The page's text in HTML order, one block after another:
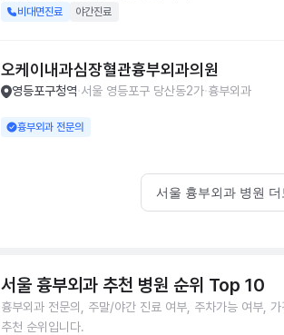
비대면진료 야간진료
오케이내과심장혈관흉부외과의원
영등포구청역 서울 영등포구 당산동2가 흉부외과
흉부외과 전문의
서울 흉부외과 병원 더
서울 흉부외과 추천 병원 순위 Top 10
흉부외과 전문의, 주말/야간 진료 여부, 주차가능 여부,
추천 순위입니다.